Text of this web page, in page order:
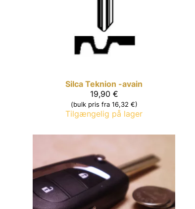
Silca Teknion -avain
19,90 €
(bulk pris fra 16,32 €)
Tilgængelig på lager